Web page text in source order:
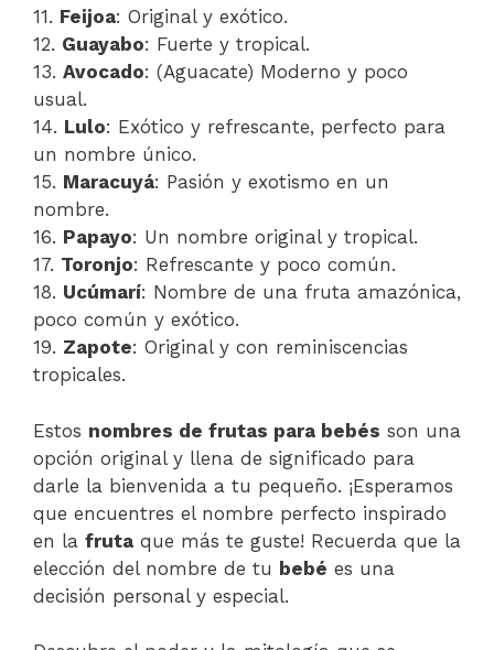
11. Feijoa: Original y exótico.
12. Guayabo: Fuerte y tropical.
13. Avocado: (Aguacate) Moderno y poco
usual.
14. Lulo: Exótico y refrescante, perfecto para
un nombre único.
15. Maracuyá: Pasión y exotismo en un
nombre.
16. Papayo: Un nombre original y tropical.
17. Toronjo: Refrescante y poco común.
18. Ucúmarí: Nombre de una fruta amazónica,
poco común y exótico.
19. Zapote: Original y con reminiscencias
tropicales.
Estos nombres de frutas para bebés son una
opción original y llena de significado para
darle la bienvenida a tu pequeño. ¡Esperamos
que encuentres el nombre perfecto inspirado
en la fruta que más te guste! Recuerda que la
elección del nombre de tu bebé es una
decisión personal y especial.